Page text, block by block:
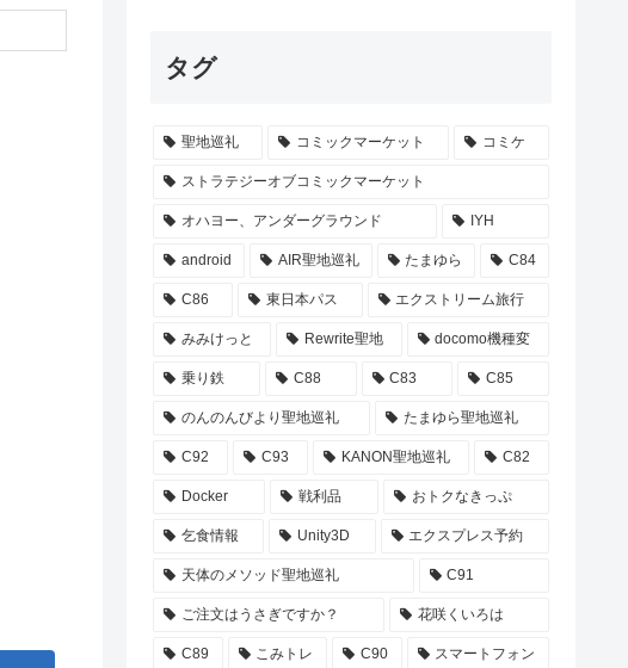
タグ
聖地巡礼 コミックマーケット コミケ
ストラテジーオブコミックマーケット
オハヨー、アンダーグラウンド IYH
android AIR聖地巡礼 たまゆら C84
C86 東日本パス エクストリーム旅行
みみけっと Rewrite聖地 docomo機種変
乗り鉄 C88 C83 C85
のんのんびより聖地巡礼 たまゆら聖地巡礼
C92 C93 KANON聖地巡礼 C82
Docker 戦利品 おトクなきっぷ
乞食情報 Unity3D エクスプレス予約
天体のメソッド聖地巡礼 C91
ご注文はうさぎですか？ 花咲くいろは
C89 こみトレ C90 スマートフォン